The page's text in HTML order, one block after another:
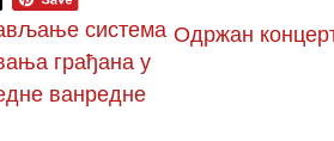
система
грађана у
ванредне
Одржан